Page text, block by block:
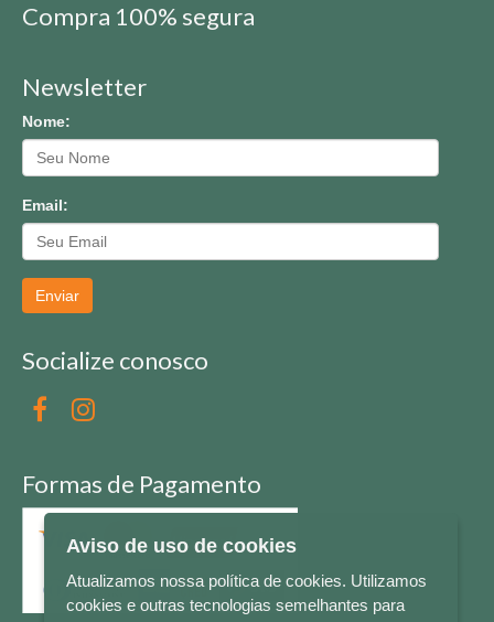
Compra 100% segura
Newsletter
Nome:
Email:
Enviar
Socialize conosco
Formas de Pagamento
Aviso de uso de cookies
Atualizamos nossa política de cookies. Utilizamos
cookies e outras tecnologias semelhantes para